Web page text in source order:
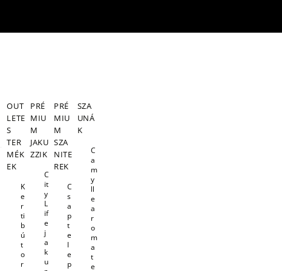
OUT
LETE
S
TER
MÉK
EK
K
e
r
ti
b
ú
t
o
r
PRÉ
MIU
M
JAKU
ZZIK
C
it
y
L
if
e
j
a
k
u
PRÉ
MIU
M
SZA
NITE
REK
C
s
a
p
t
e
l
e
p
SZA
UNÁ
K
C
a
m
y
ll
e
a
r
o
m
a
t
e